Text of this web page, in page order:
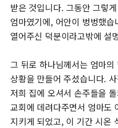
받은 것입니다. 그동안 그렇
엄마였기에, 어안이 벙벙했
열어주신 덕분이라고밖에 설
그 뒤로 하나님께서는 엄마
상황을 만들어 주셨습니다.
저희 집에 오셔서 손주들을
교회에 데려다주면서 엄마도
지키게 되었고, 이 기간 시온